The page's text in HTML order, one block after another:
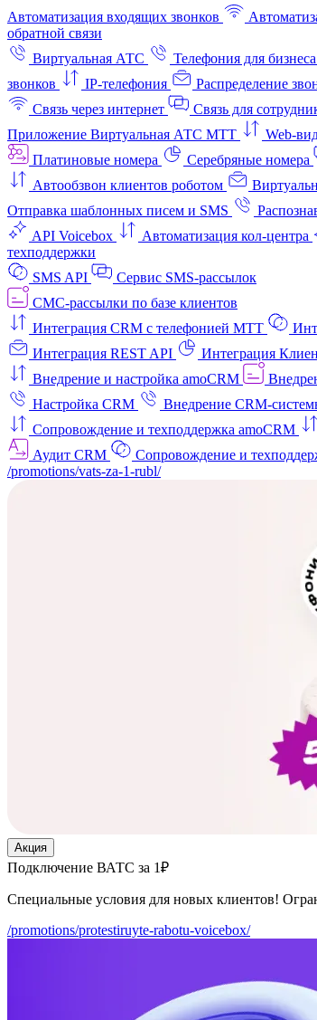
Автоматизация входящих звонков
обратной связи
Виртуальная АТС
Телефония для бизнеса
звонков
IP-телефония Распределение
Связь через интернет
Связь для
Приложение Виртуальная АТС МТТ
Web-
Платиновые номера
Серебряные номера
Автообзвон клиентов роботом
Отправка шаблонных писем и SMS
API Voicebox
Автоматизация кол‑центра
техподдержки
SMS API
Сервис SMS-рассылок
СМС-рассылки по базе клиентов
Интеграция CRM с телефонией МТТ
Интеграция REST API
Интеграция
Внедрение и настройка amoCRM
Настройка CRM
Внедрение CRM-
Сопровождение и техподдержка amoCRM
Аудит CRM
Сопровождение и
/promotions/vats-za-1-rubl/
Акция
Подключение ВАТС за 1₽
Специальные условия для новых клиентов!
/promotions/protestiruyte-rabotu-voicebox/